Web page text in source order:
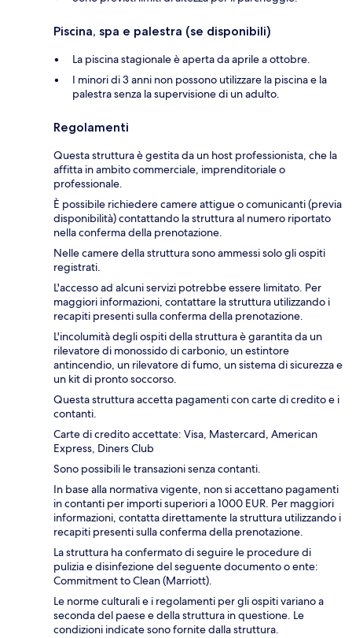
Piscina, spa e palestra (se disponibili)
La piscina stagionale è aperta da aprile a ottobre.
I minori di 3 anni non possono utilizzare la piscina e la
palestra senza la supervisione di un adulto.
Regolamenti
Questa struttura è gestita da un host professionista, che la
affitta in ambito commerciale, imprenditoriale o
professionale.
È possibile richiedere camere attigue o comunicanti (previa
disponibilità) contattando la struttura al numero riportato
nella conferma della prenotazione.
Nelle camere della struttura sono ammessi solo gli ospiti
registrati.
L'accesso ad alcuni servizi potrebbe essere limitato. Per
maggiori informazioni, contattare la struttura utilizzando i
recapiti presenti sulla conferma della prenotazione.
L'incolumità degli ospiti della struttura è garantita da un
rilevatore di monossido di carbonio, un estintore
antincendio, un rilevatore di fumo, un sistema di sicurezza e
un kit di pronto soccorso.
Questa struttura accetta pagamenti con carte di credito e i
contanti.
Carte di credito accettate: Visa, Mastercard, American
Express, Diners Club
Sono possibili le transazioni senza contanti.
In base alla normativa vigente, non si accettano pagamenti
in contanti per importi superiori a 1000 EUR. Per maggiori
informazioni, contatta direttamente la struttura utilizzando i
recapiti presenti sulla conferma della prenotazione.
La struttura ha confermato di seguire le procedure di
pulizia e disinfezione del seguente documento o ente:
Commitment to Clean (Marriott).
Le norme culturali e i regolamenti per gli ospiti variano a
seconda del paese e della struttura in questione. Le
condizioni indicate sono fornite dalla struttura.